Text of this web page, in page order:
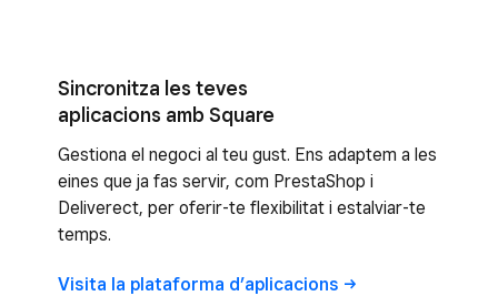
Sincronitza les teves
aplicacions amb Square
Gestiona el negoci al teu gust. Ens adaptem a les
eines que ja fas servir, com PrestaShop i
Deliverect, per oferir-te flexibilitat i estalviar-te
temps.
Visita la plataforma d’aplicacions